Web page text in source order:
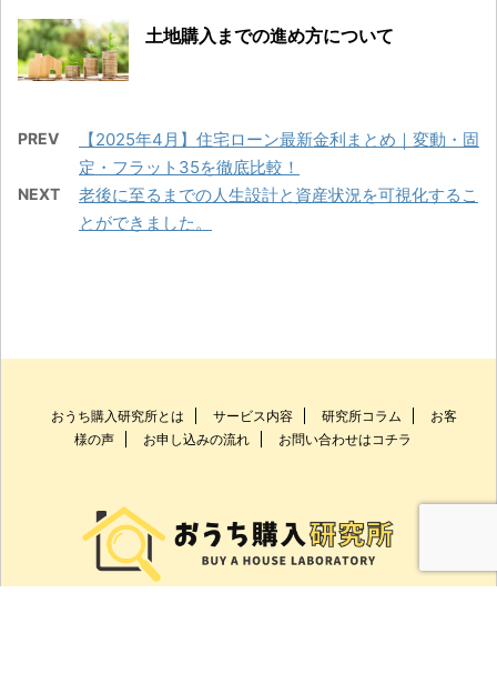
土地購入までの進め方について
PREV
【2025年4月】住宅ローン最新金利まとめ｜変動・固
定・フラット35を徹底比較！
NEXT
老後に至るまでの人生設計と資産状況を可視化するこ
とができました。
おうち購入研究所とは サービス内容 研究所コラム
お客
様の声
お申し込みの流れ お問い合わせはコチラ